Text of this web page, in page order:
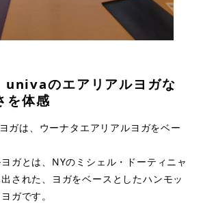
のエアリアルヨガな
を体感
ガは、ウーナタエアリアルヨガをベー
ガとは、NYのミシェル・ドーティニャ
された、ヨガをベースとしたハンモッ
ガです。